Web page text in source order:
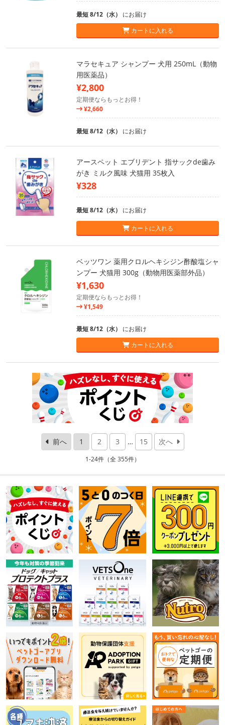
最短 8/12（水） にお届け
カートに入れる
マラセキュア シャンプー 犬用 250mL（動物
用医薬品）
¥2,800
定期便ならもっとお得！
¥2,660
最短 8/12（水） にお届け
アースペット エブリデント 指サックde歯み
がき ミルク風味 犬猫用 35枚入
¥328
最短 8/12（水） にお届け
カートに入れる
ベッツワン 薬用クロルヘキシジン酢酸塩シャ
ンプー 犬猫用 300g（動物用医薬部外品）
¥1,630
定期便ならもっとお得！
¥1,549
最短 8/12（水） にお届け
カートに入れる
前へ 1 2 3 … 15 次へ
1-24件（全 355件）